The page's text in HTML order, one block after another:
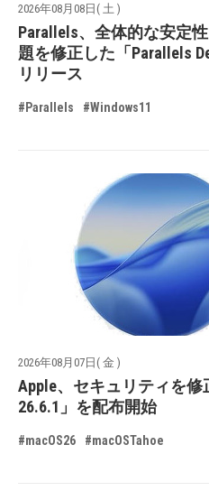
2026年08月08日( 土 )
Parallels、全体的な安定
題を修正した「Parallels
リリース
#Parallels #Windows11
2026年08月07日( 金 )
Apple、セキュリティを修
26.6.1」を配布開始
#macOS26 #macOSTahoe